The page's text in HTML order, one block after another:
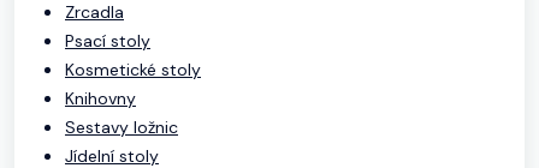
Zrcadla
Psací stoly
Kosmetické stoly
Knihovny
Sestavy ložnic
Jídelní stoly